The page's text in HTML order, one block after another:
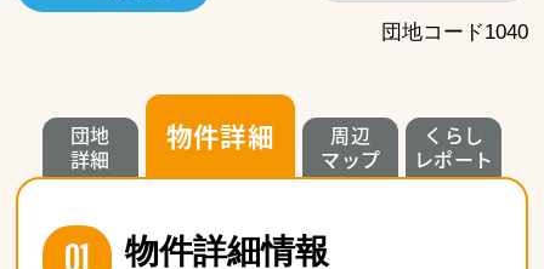
団地コード1040
団地
詳細
物件詳細
周辺
マップ
くらし
レポート
01 物件詳細情報